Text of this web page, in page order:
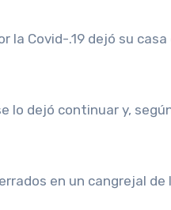
Covid-.19 dejó su casa
lo dejó continuar y,
en un cangrejal de